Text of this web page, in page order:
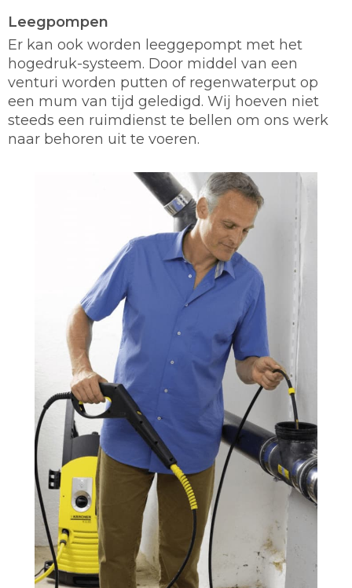
Leegpompen
Er kan ook worden leeggepompt met het
hogedruk-systeem. Door middel van een
venturi worden putten of regenwaterput op
een mum van tijd geledigd. Wij hoeven niet
steeds een ruimdienst te bellen om ons werk
naar behoren uit te voeren.